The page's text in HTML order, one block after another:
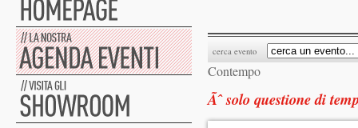
cerca evento
Contempo
Ãˆ solo questione di